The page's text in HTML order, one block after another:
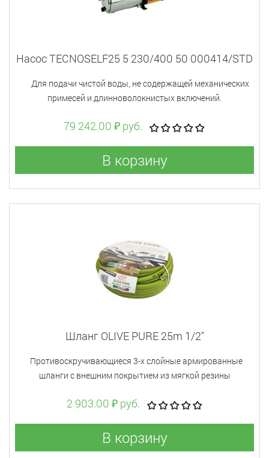
Насос TECNOSELF25 5 230/400 50 000414/STD
Для подачи чистой воды, не содержащей механических
примесей и длинноволокнистых включений.
79 242.00 ₽ руб.
В корзину
Шланг OLIVE PURE 25m 1/2"
Противоскручивающиеся 3-х слойные армированные
шланги с внешним покрытием из мягкой резины
2 903.00 ₽ руб.
В корзину